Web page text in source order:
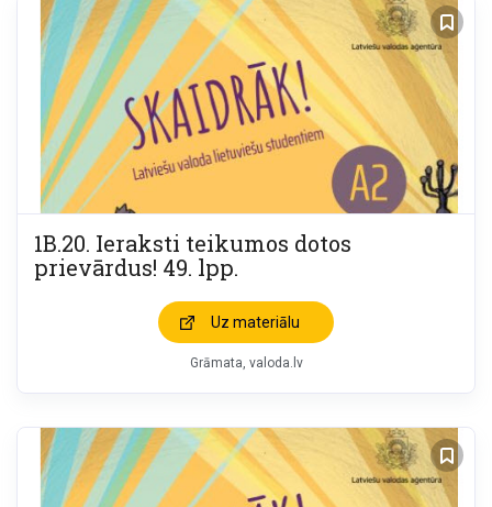
1B.20. Ieraksti teikumos dotos
prievārdus! 49. lpp.
Uz materiālu
Grāmata valoda.lv